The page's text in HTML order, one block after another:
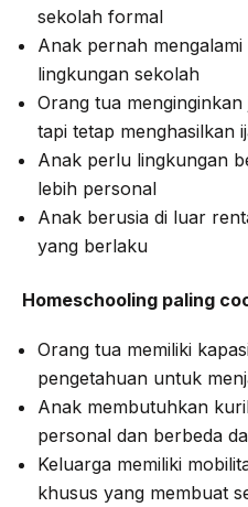
sekolah formal
Anak pernah
lingkungan sekolah
Orang tua
tapi tetap menghasilkan
Anak perlu lingkungan
lebih personal
Anak berusia di luar
yang berlaku
Homeschooling paling
Orang tua memiliki
pengetahuan untuk
Anak membutuhkan
personal dan berbeda
Keluarga memiliki
khusus yang membuat